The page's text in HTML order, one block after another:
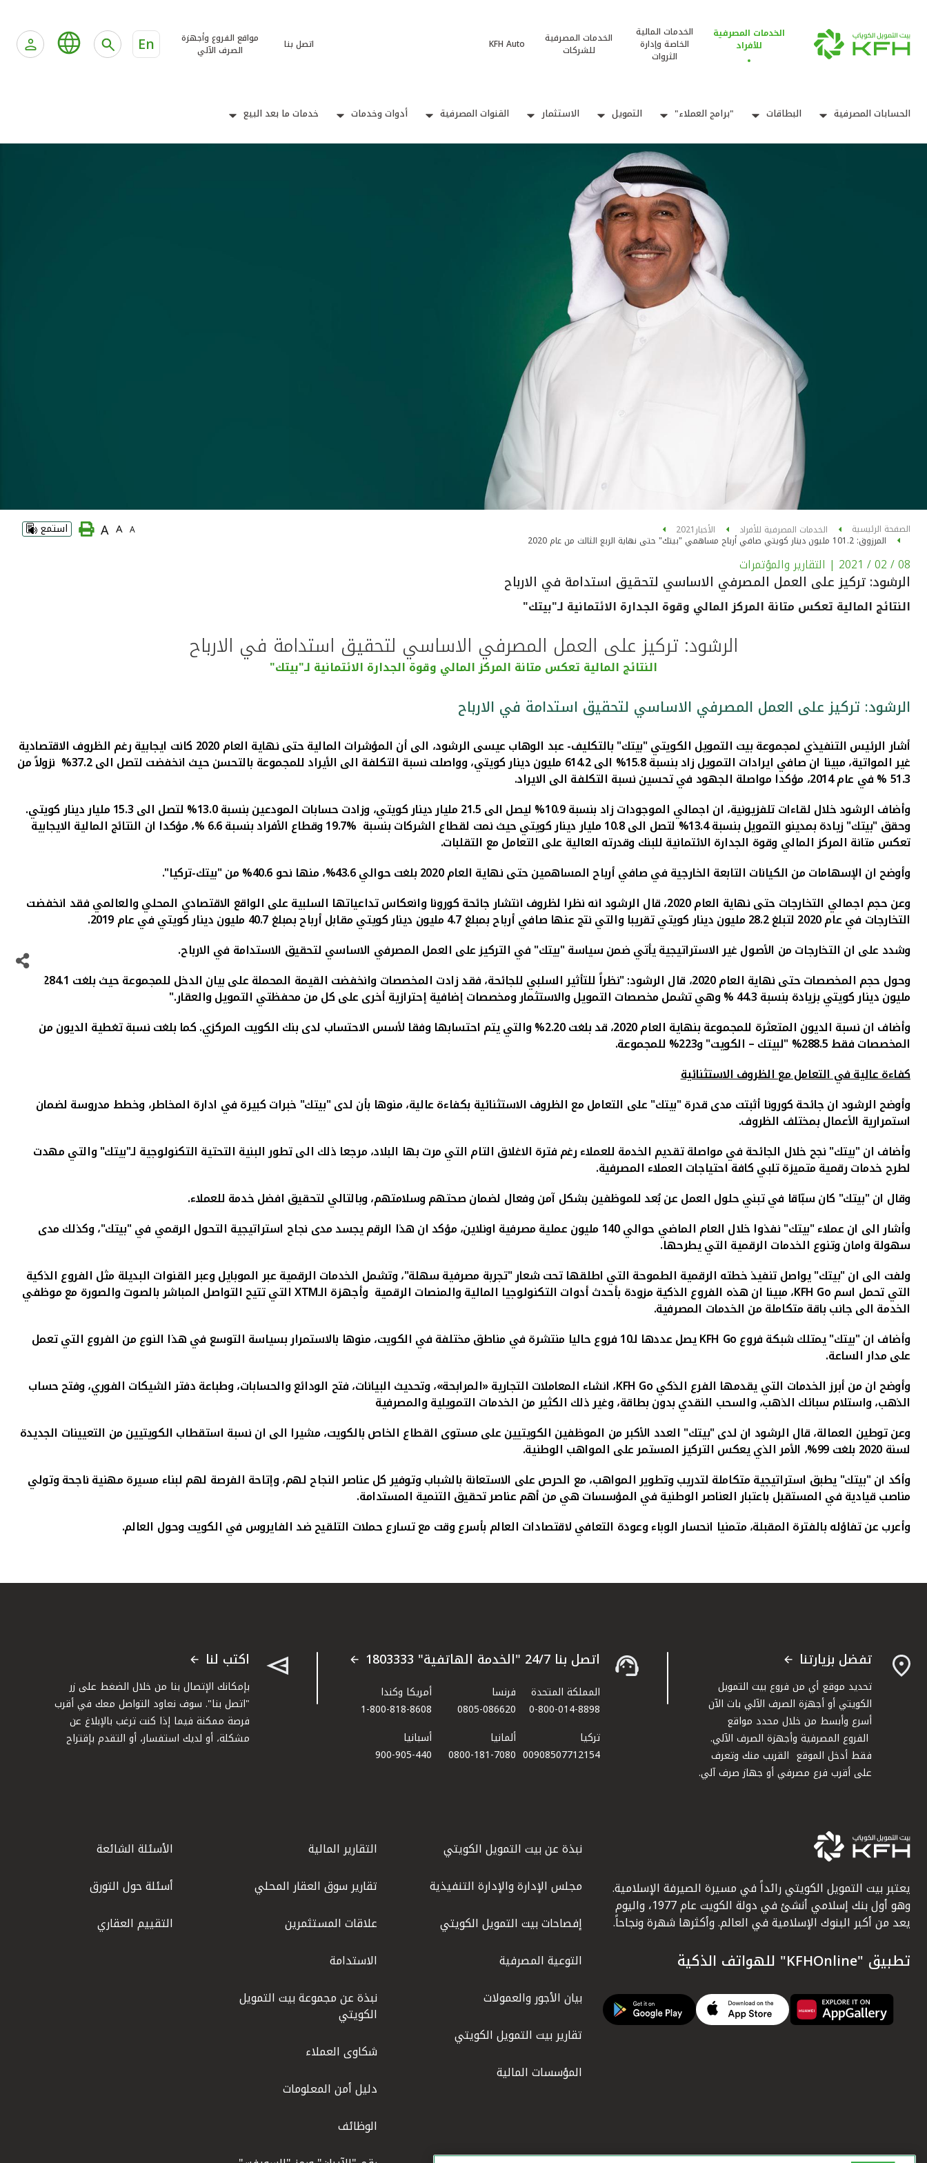
الخدمات المصرفية
للأفراد
الخدمات المالية
الخاصة وإدارة
الثروات
الخدمات المصرفية
للشركات
KFH Auto اتصل بنا
مواقع الفروع وأجهزة
الصرف الآلي
En
الحسابات المصرفية البطاقات "برامج العملاء" التمويل الاستثمار القنوات المصرفية أدوات وخدمات خدمات ما بعد البيع
الصفحة الرئيسية الخدمات المصرفية للأفراد الأخبار2021
المرزوق: 101.2 مليون دينار كويتي صافي أرباح مساهمي "بيتك" حتى نهاية الربع الثالث من عام 2020
A
A
A استمع
08 / 02 / 2021 | التقارير والمؤتمرات
الرشود: تركيز على العمل المصرفي الاساسي لتحقيق استدامة في الارباح
النتائج المالية تعكس متانة المركز المالي وقوة الجدارة الائتمانية لـ"بيتك"
الرشود: تركيز على العمل المصرفي الاساسي لتحقيق استدامة في الارباح
النتائج المالية تعكس متانة المركز المالي وقوة الجدارة الائتمانية لـ"بيتك"
الرشود: تركيز على العمل المصرفي الاساسي لتحقيق استدامة في الارباح
أشار الرئيس التنفيذي لمجموعة بيت التمويل الكويتي "بيتك" بالتكليف- عبد الوهاب عيسى الرشود، الى أن المؤشرات المالية حتى نهاية العام 2020 كانت ايجابية رغم الظروف الاقتصادية
غير المواتية، مبينا انصافي ايرادات التمويل زاد بنسبة 15.8% الى 614.2 مليون دينار كويتي، وواصلت نسبة التكلفة الى الأيراد للمجموعة بالتحسن حيث انخفضت لتصل الى 37.2% نزولاً من
51.3 % في عام 2014، مؤكدا مواصلة الجهود في تحسين نسبة التكلفة الى الايراد.
وأضاف الرشود خلال لقاءات تلفزيونية، ان اجمالي الموجودات زاد بنسبة 10.9% ليصل الى
21.5 مليار دينار كويتي، وزادت حسابات المودعين بنسبة 13.0% لتصل الى 15.3 مليار دينار كويتي.
وحقق "بيتك" زيادة بمدينو التمويل بنسبة 13.4% لتصل الى 10.8 مليار دينار كويتي حيث نمت لقطاع الشركات بنسبة %19.7 وقطاع الأفراد بنسبة 6.6 %، مؤكدا ان النتائج المالية الايجابية
تعكس متانة المركز المالي وقوة الجدارة الائتمانية للبنك وقدرته العالية على التعامل مع التقلبات.
وأوضح ان الإسهامات من الكيانات التابعة الخارجية في صافي أرباح المساهمين حتى نهاية العام 2020 بلغت حوالي 43.6%، منها نحو 40.6% من "بيتك-تركيا".
وعن حجم اجمالي التخارجات حتى نهاية العام 2020، قال الرشود انه نظرا لظروف انتشار جائحة كورونا وانعكاس تداعياتها السلبية على الواقع الاقتصادي المحلي والعالمي فقد انخفضت
التخارجات في عام 2020 لتبلغ 28.2 مليون دينار كويتي تقريبا والتي نتج عنها صافي أرباح بمبلغ 4.7 مليون دينار كويتي مقابل أرباح بمبلغ 40.7 مليون دينار كويتي في عام 2019
.
وشدد على ان التخارجات من الأصول غير الاستراتيجية يأتي ضمن سياسة "بيتك" في التركيز على العمل المصرفي الاساسي لتحقيق الاستدامة في الارباح.
وحول حجم المخصصات حتى نهاية العام 2020، قال الرشود: "نظراً للتأثير السلبي للجائحة، فقد زادت المخصصات وانخفضت القيمة المحملة على بيان الدخل للمجموعة حيث بلغت 284.1
مليون دينار كويتي بزيادة بنسبة 44.3 % وهي تشمل مخصصات التمويل والاستثمار ومخصصات إضافية إحترازية أخرى على كل من محفظتي التمويل والعقار."
وأضاف ان نسبة الديون المتعثرة للمجموعةبنهاية العام 2020، قد بلغت 2.20% والتي يتم احتسابها وفقا لأسس الاحتساب لدى بنك الكويت المركزي .كما بلغت نسبة تغطية الديون من
المخصصات فقط 288.5% "لبيتك – الكويت" و223% للمجموعة.
كفاءة عالية في التعامل مع الظروف الاستثنائية
وأوضح الرشود انجائحة كورونا أثبتت مدى قدرة "بيتك" على التعامل مع الظروف الاستثنائية بكفاءة عالية، منوها بأن لدى "بيتك" خبرات كبيرة في ادارة المخاطر، وخطط مدروسة لضمان
استمرارية الأعمال بمختلف الظروف.
وأضاف ان "بيتك" نجح خلال الجائحة في مواصلة تقديم الخدمة للعملاء رغم فترة الاغلاق التام التي مرت بها البلاد، مرجعا ذلك الى تطور البنية التحتية التكنولوجية لـ"بيتك" والتي مهدت
لطرح خدمات رقمية متميزة تلبي كافة احتياجات العملاء المصرفية.
وقال ان "بيتك" كان سبّاقا في تبني حلول العمل عن بُعد للموظفين بشكل آمن وفعال لضمان صحتهم وسلامتهم، وبالتالي لتحقيق افضل خدمة للعملاء.
وأشار الى ان عملاء "بيتك" نفذوا خلال العام الماضي حوالي 140 مليون عملية مصرفية اونلاين، مؤكد ان هذا الرقم يجسد مدى نجاح استراتيجية التحول الرقمي في "بيتك"، وكذلك مدى
سهولة وامان وتنوع الخدمات الرقمية التي يطرحها.
ولفت الى ان "بيتك" يواصل تنفيذ خطته الرقمية الطموحة التي اطلقها تحت شعار "تجربة مصرفية سهلة"، وتشمل الخدمات الرقمية عبر الموبايل وعبر القنوات البديلة مثل الفروع الذكية
التي تحمل اسمKFH Go، مبينا ان هذه الفروع الذكية مزودة بأحدث أدوات التكنولوجيا المالية والمنصات الرقمية وأجهزة الـXTMالتي تتيح التواصل المباشر بالصوت والصورة مع موظفي
الخدمة الى جانب باقة متكاملة من الخدمات المصرفية.
وأضاف ان "بيتك" يمتلك شبكة فروعKFH Go يصل عددها لـ10 فروع حاليا منتشرة في مناطق مختلفة في الكويت، منوها بالاستمرار بسياسة التوسع في هذا النوع من الفروع التي تعمل
على مدار الساعة.
وأوضح ان من أبرز الخدمات التي يقدمها الفرع الذكيKFH Go، انشاء المعاملات التجارية «المرابحة»، وتحديث البيانات، فتح الودائع والحسابات، وطباعة دفتر الشيكات الفوري، وفتح حساب
الذهب، واستلام سبائك الذهب، والسحب النقدي بدون بطاقة، وغير ذلك الكثير من الخدمات التمويلية والمصرفية
وعن توطين العمالة، قال الرشود ان لدى "بيتك" العدد الأكبر من الموظفين الكويتيين على مستوى القطاع الخاص بالكويت، مشيرا الى ان نسبة استقطاب الكويتيين من التعيينات الجديدة
لسنة 2020 بلغت 99%، الأمر الذي يعكس التركيز المستمر على المواهب الوطنية.
وأكد ان "بيتك" يطبق استراتيجية متكاملة لتدريب وتطوير المواهب، مع الحرص على الاستعانة بالشباب وتوفير كل عناصر النجاح لهم، وإتاحة الفرصة لهم لبناء مسيرة مهنية ناجحة وتولي
مناصب قيادية في المستقبل باعتبار العناصر الوطنية في المؤسسات هي من أهم عناصر تحقيق التنمية المستدامة.
وأعرب عن تفاؤله بالفترة المقبلة، متمنيا انحسار الوباء وعودة التعافي لاقتصادات العالم بأسرع وقت مع تسارع حملات التلقيح ضد الفايروس في الكويت وحول العالم.
تفضل بزيارتنا
تحديد موقع أي من فروع بيت التمويل
الكويتي أو أجهزة الصرف الآلي بات الآن
أسرع وأبسط من خلال محدد مواقع
الفروع المصرفية وأجهزة الصرف الآلي.
فقط أدخل الموقع القريب منك وتعرف
على أقرب فرع مصرفي أو جهاز صرف آلي.
اتصل بنا 24/7 "الخدمة الهاتفية" 1803333
المملكة المتحدة
0-800-014-8898
فرنسا
0805-086620
أمريكا وكندا
1-800-818-8608
تركيا
00908507712154​
ألمانيا
0800-181-7080
أسبانيا
900-905-440
اكتب لنا
بإمكانك الإتصال بنا من خلال الضغط على زر
"اتصل بنا". سوف نعاود التواصل معك في أقرب
فرصة ممكنة فيما إذا كنت ترغب بالإبلاغ عن
مشكلة، أو لديك استفسار، أو التقدم بإقتراح
يعتبر بيت التمويل الكويتي رائداً في مسيرة الصيرفة الإسلامية.
وهو أول بنك إسلامي أنشئ في دولة الكويت عام 1977، واليوم
يعد من أكبر البنوك الإسلامية في العالم. وأكثرها شهرة ونجاحاً.
تطبيق "KFHOnline" للهواتف الذكية
نبذة عن بيت التمويل الكويتي
مجلس الإدارة والإدارة التنفيذية
إفصاحات بيت التمويل الكويتي
التوعية المصرفية
بيان الأجور والعمولات
تقارير بيت التمويل الكويتي
المؤسسات المالية
التقارير المالية
تقارير سوق العقار المحلي
علاقات المستثمرين
الاستدامة
نبذة عن مجموعة بيت التمويل
الكويتي
شكاوى العملاء
دليل أمن المعلومات
الوظائف
الأسئلة الشائعة
أسئلة حول التورق
التقييم العقاري